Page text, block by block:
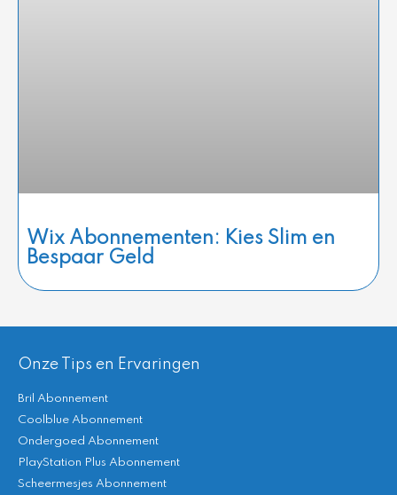
Wix Abonnementen: Kies Slim en
Bespaar Geld
Onze Tips en Ervaringen
Bril Abonnement
Coolblue Abonnement
Ondergoed Abonnement
PlayStation Plus Abonnement
Scheermesjes Abonnement